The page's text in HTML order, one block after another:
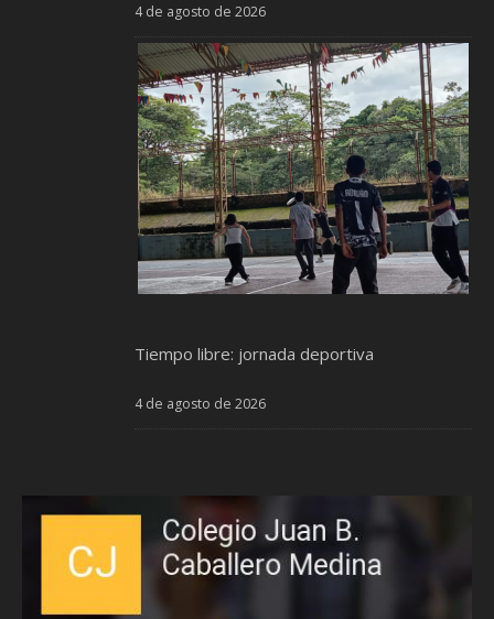
4 de agosto de 2026
Tiempo libre: jornada deportiva
4 de agosto de 2026